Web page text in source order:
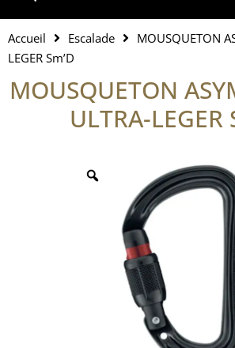
Accueil Escalade
MOUSQUETON
LEGER Sm’D
MOUSQUETON
ULTRA-LEGER